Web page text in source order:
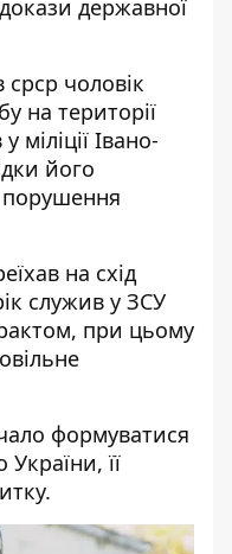
державної
срср чоловік
на території
міліції Івано-
його
порушення
на схід
служив у ЗСУ
при цьому
формуватися
її